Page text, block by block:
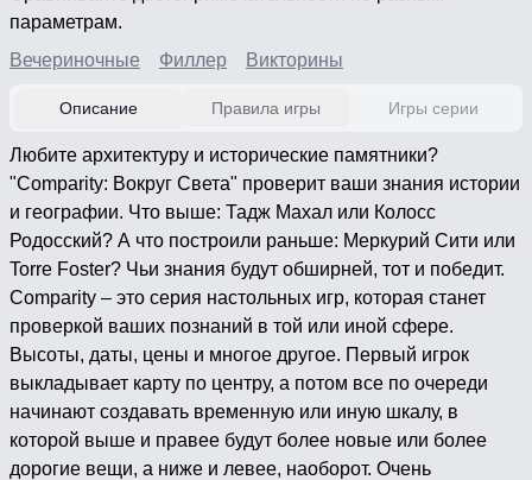
параметрам.
Вечериночные
Филлер Викторины
Описание Правила игры Игры серии
Любите архитектуру и исторические памятники?
"Comparity: Вокруг Света" проверит ваши знания истории
и географии. Что выше: Тадж Махал или Колосс
Родосский? А что построили раньше: Меркурий Сити или
Torre Foster? Чьи знания будут обширней, тот и победит.
Comparity – это серия настольных игр, которая станет
проверкой ваших познаний в той или иной сфере.
Высоты, даты, цены и многое другое. Первый игрок
выкладывает карту по центру, а потом все по очереди
начинают создавать временную или иную шкалу, в
которой выше и правее будут более новые или более
дорогие вещи, а ниже и левее, наоборот. Очень